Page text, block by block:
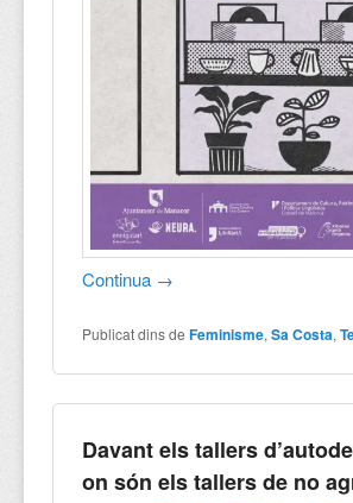
Continua →
Publicat dins de Feminisme,Sa Costa,
Davant els tallers
on són els tallers de no